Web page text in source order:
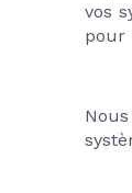
vos
pour